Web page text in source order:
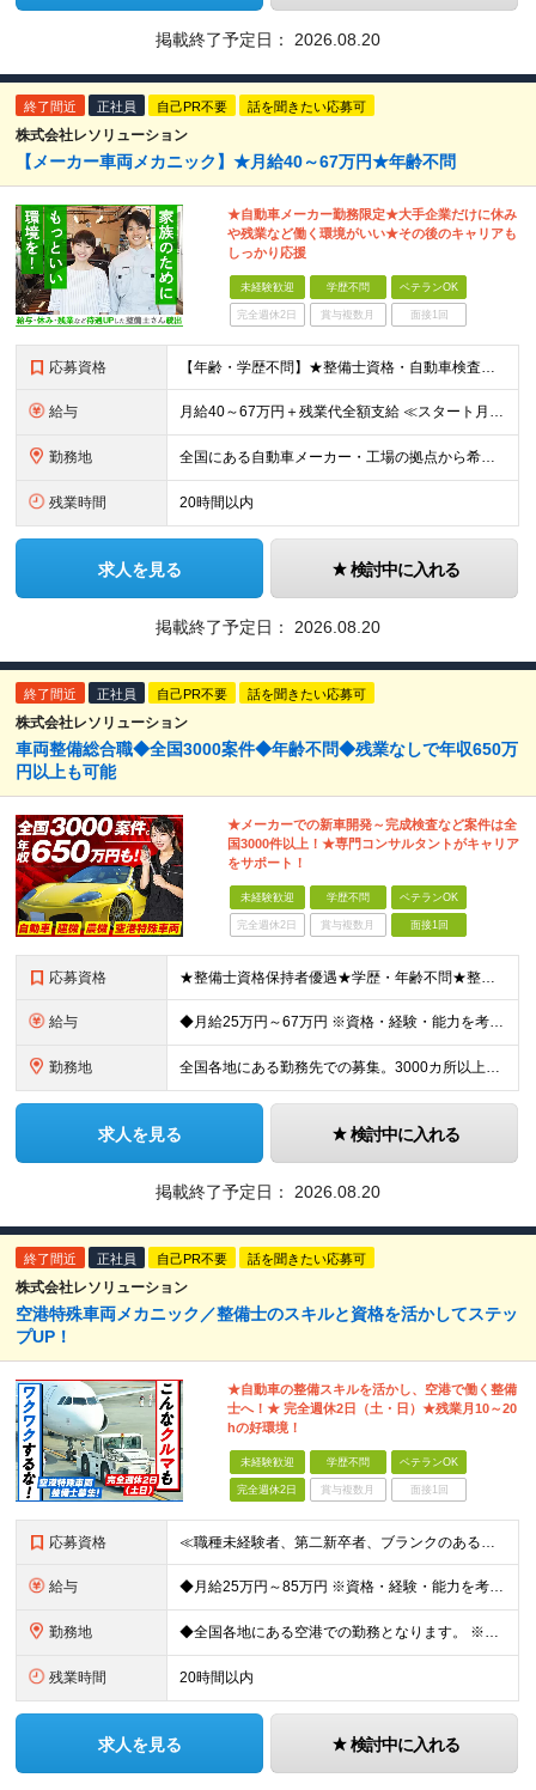
掲載終了予定日： 2026.08.20
終了間近 正社員 自己PR不要 話を聞きたい応募可
株式会社レソリューション
【メーカー車両メカニック】★月給40～67万円★年齢不問
★自動車メーカー勤務限定★大手企業だけに休み
や残業など働く環境がいい★その後のキャリアも
しっかり応援
未経験歓迎 学歴不問 ベテランOK
完全週休2日 賞与複数月 面接1回
応募資格 【年齢・学歴不問】★整備士資格・自動車検査員資格をお持ちの方★既卒者・第二新卒・実務未経験者も歓迎！ ■自動車整備士資格または自動車検査員資格の保有者。 ※実務経験不問 ◎経験や資格を活かしてキャリ
給与 月給40～67万円＋残業代全額支給 ≪スタート月給例≫ ■自動車車検・整備：月給40万円+残業代 ※現年収・年齢・経験・資格・能力等、総合的に考慮し、決定します。 ※試用期間有(同待遇/最長6ヵ月
勤務地 全国にある自動車メーカー・工場の拠点から希望を考慮して決定します。 ★転居を伴う転勤はありません。 ★U・Iターン、遠方からのご応募も歓迎！引越など赴任に伴う費用、家賃は全額負担します（会社規定によ
残業時間 20時間以内
求人を見る 検討中に入れる
掲載終了予定日： 2026.08.20
終了間近 正社員 自己PR不要 話を聞きたい応募可
株式会社レソリューション
車両整備総合職◆全国3000案件◆年齢不問◆残業なしで年収650万
円以上も可能
★メーカーでの新車開発～完成検査など案件は全
国3000件以上！★専門コンサルタントがキャリア
をサポート！
未経験歓迎 学歴不問 ベテランOK
完全週休2日 賞与複数月 面接1回
応募資格 ★整備士資格保持者優遇★学歴・年齢不問★整備経験者・既卒者・第二新卒・車業界経験者・未経験者歓迎！ ◎経験や資格を活かしてキャリアアップしたい方 ◎ライフスタイルに合った働き方を求めている方 ◎技術
給与 ◆月給25万円～67万円 ※資格・経験・能力を考慮の上、優遇 ※現年収・年齢・経験・資格・能力等、総合的に考慮し、決定します。 ※自動車整備の実務経験がある方はご相談ください！ ※試用期間有(同待遇/
勤務地 全国各地にある勤務先での募集。3000カ所以上から希望を考慮し決定。 ★転居を伴う転勤なし。 ★遠方からのご応募も歓迎！引越など赴任に伴う費用、家賃は全額負担します（会社規定による）。 ★請負先
求人を見る 検討中に入れる
掲載終了予定日： 2026.08.20
終了間近 正社員 自己PR不要 話を聞きたい応募可
株式会社レソリューション
空港特殊車両メカニック／整備士のスキルと資格を活かしてステッ
プUP！
★自動車の整備スキルを活かし、空港で働く整備
士へ！★ 完全週休2日（土・日）★残業月10～20
hの好環境！
未経験歓迎 学歴不問 ベテランOK
完全週休2日 賞与複数月 面接1回
応募資格 ≪職種未経験者、第二新卒者、ブランクのある方歓迎！≫ ◆自動車整備士3級以上の資格をお持ちの方 学歴不問。 ◎自動車整備士資格必須 ◎整備経験者優遇 ※技術サポートが充実しており、経験年数は不問
給与 ◆月給25万円～85万円 ※資格・経験・能力を考慮の上、優遇 ※現年収・年齢・経験・資格・能力等、総合的に考慮し、決定します。 ※自動車整備の実務経験がある方はご相談ください！ ※試用期間有(同待遇/
勤務地 ◆全国各地にある空港での勤務となります。 ※希望を考慮し勤務先を決定いたします。 ※地域により空港内特殊車両の整備を空港外で行なう事もあります。 ★遠方からのご応募も歓迎です。引越など赴任に伴う
残業時間 20時間以内
求人を見る 検討中に入れる